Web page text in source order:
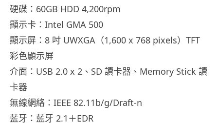
硬碟：60GB HDD 4,200rpm
顯示卡：Intel GMA 500
顯示屏：8 吋 UWXGA（1,600 x 768 pixels）TFT
彩色顯示屏
介面：USB 2.0 x 2、SD 讀卡器、Memory Stick 讀
卡器
無線網絡：IEEE 82.11b/g/Draft-n
藍牙：藍牙 2.1＋EDR